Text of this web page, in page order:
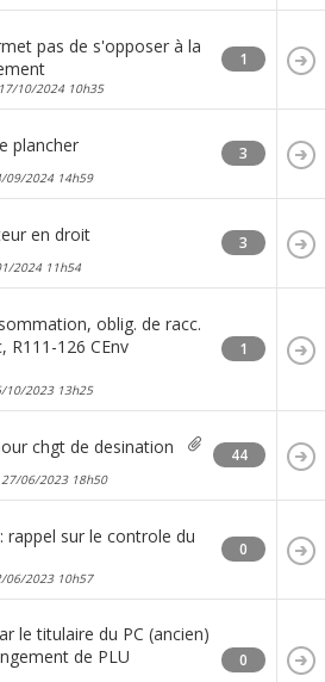
pas de s'opposer à la
17/10/2024 10h35
1
plancher
09/2024 14h59
3
en droit
2024 11h54
3
oblig. de racc.
R111-126 CEnv
10/2023 13h25
1
chgt de desination
06/2023 18h50
44
rappel sur le controle du
06/2023 10h57
0
le titulaire du PC (ancien)
de PLU
0